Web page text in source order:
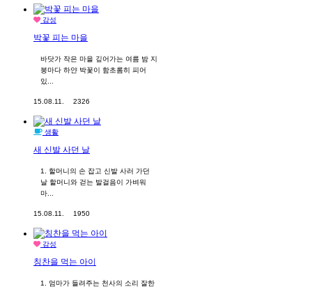
감성
박꽃 피는 마을
바닷가 작은 마을 깊어가는 여름 밤 지
붕마다 하얀 박꽃이 함초롬히 피어
있...
15.08.11. 2326
생활
새 신발 사던 날
1. 할머니의 손 잡고 신발 사러 가던
날 할머니와 걷는 발걸음이 가벼워
마...
15.08.11. 1950
감성
칭찬을 먹는 아이
1. 엄마가 들려주는 천사의 소리 잘한